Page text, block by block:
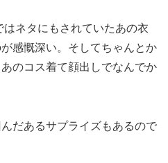
はネタにもされていたあの衣
感慨深い。そしてちゃんとか
のコス着て顔出しでなんでか
だあるサプライズもあるので